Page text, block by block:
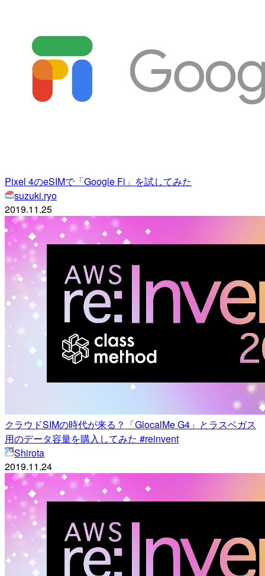
Pixel 4のeSIMで「Google Fi」を試してみた
suzuki.ryo
2019.11.25
クラウドSIMの時代が来る？「GlocalMe G4」とラスベガス
用のデータ容量を購入してみた #reinvent
Shirota
2019.11.24